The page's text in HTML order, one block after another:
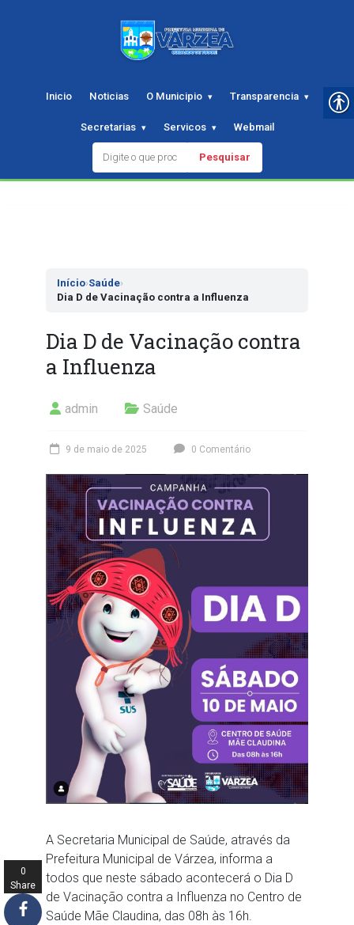
Inicio Noticias O Municipio Transparencia
Secretarias Servicos Webmail
Pesquisar
Início›Saúde›
Dia D de Vacinação contra a Influenza
Dia D de Vacinação contra
a Influenza
admin Saúde
9 de maio de 2025 0 Comentário
A Secretaria Municipal de Saúde, através da
Prefeitura Municipal de Várzea, informa a
todos que neste sábado acontecerá o Dia D
de Vacinação contra a Influenza no Centro de
Saúde Mãe Claudina, das 08h às 16h.
0
Share
s